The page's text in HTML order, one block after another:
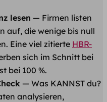
lesen — Firmen listen
auf, die wenige bis null
Eine viel zitierte HBR-
sich im Schnitt bei
bei 100 %.
— Was KANNST du?
analysieren,